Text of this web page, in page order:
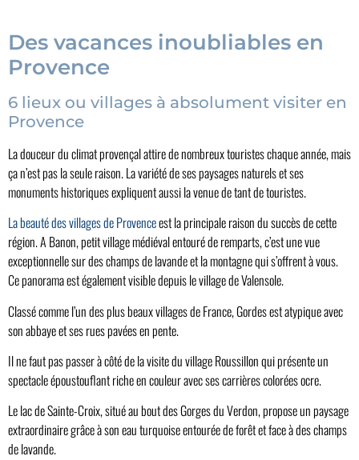
Des vacances inoubliables en
Provence
6 lieux ou villages à absolument visiter en
Provence
La douceur du climat provençal attire de nombreux touristes chaque année, mais
ça n’est pas la seule raison. La variété de ses paysages naturels et ses
monuments historiques expliquent aussi la venue de tant de touristes.
La beauté des villages de Provenceest la principale raison du succès de cette
région. A Banon, petit village médiéval entouré de remparts, c’est une vue
exceptionnelle sur des champs de lavande et la montagne qui s’offrent à vous.
Ce panorama est également visible depuis le village de Valensole.
Classé comme l’un des plus beaux villages de France, Gordes est atypique avec
son abbaye et ses rues pavées en pente.
Il ne faut pas passer à côté de la visite du village Roussillon qui présente un
spectacle époustouflant riche en couleur avec ses carrières colorées ocre.
Le lac de Sainte-Croix, situé au bout des Gorges du Verdon, propose un paysage
extraordinaire grâce à son eau turquoise entourée de forêt et face à des champs
de lavande.